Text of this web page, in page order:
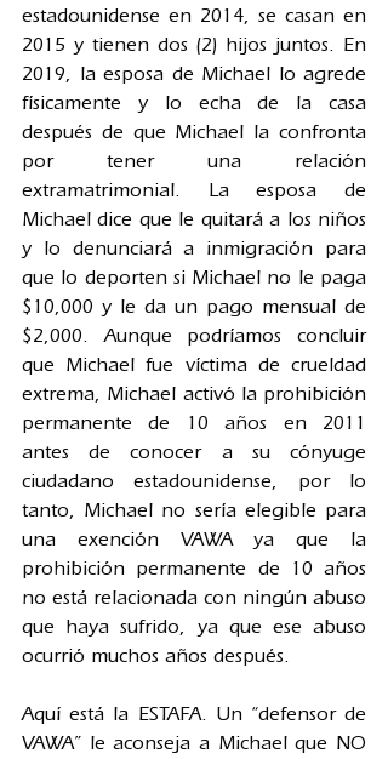
estadounidense en 2014, se casan en
2015 y tienen dos (2) hijos juntos. En
2019, la esposa de Michael lo agrede
físicamente y lo echa de la casa
después de que Michael la confronta
por tener una relación
extramatrimonial. La esposa de
Michael dice que le quitará a los niños
y lo denunciará a inmigración para
que lo deporten si Michael no le paga
$10,000 y le da un pago mensual de
$2,000. Aunque podríamos concluir
que Michael fue víctima de crueldad
extrema, Michael activó la prohibición
permanente de 10 años en 2011
antes de conocer a su cónyuge
ciudadano estadounidense, por lo
tanto, Michael no sería elegible para
una exención VAWA ya que la
prohibición permanente de 10 años
no está relacionada con ningún abuso
que haya sufrido, ya que ese abuso
ocurrió muchos años después.
Aquí está la ESTAFA. Un “defensor de
VAWA” le aconseja a Michael que NO